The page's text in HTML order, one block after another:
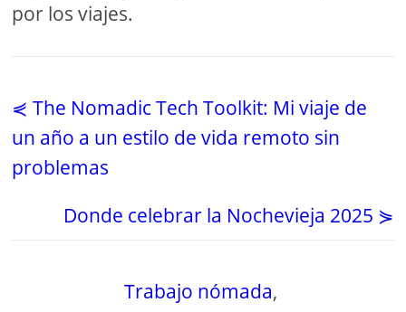
por los viajes.
⋞ The Nomadic Tech Toolkit: Mi viaje de
un año a un estilo de vida remoto sin
problemas
Donde celebrar la Nochevieja 2025 ⋟
Trabajo nómada,